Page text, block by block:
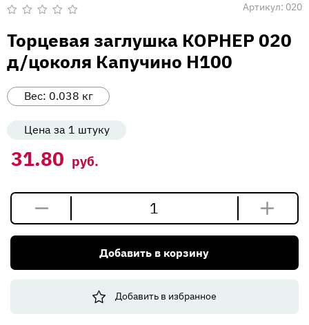
Вакансии
Напишите нам
Артикул: 020
0
из
Торцевая заглушка КОРНЕР 020
д/цоколя Капучино Н100
Вес: 0.038 кг
Цена за 1 штуку
31.80 руб.
товара
Торцевая
КОРНЕР
Добавить в корзину
Добавить в избранное